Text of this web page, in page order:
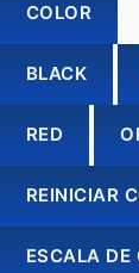
COLOR
BLACK
RED
REINICIAR
ESCALA DE